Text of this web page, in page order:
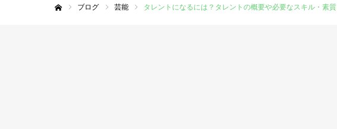
ブログ 芸能 タレントになるには？タレントの概要や必要なスキル・素質